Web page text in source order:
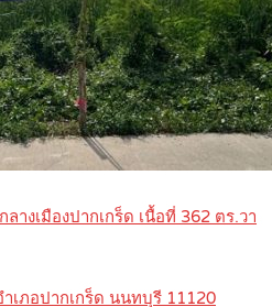
างเมืองปากเกร็ด เนื้อที่ 362 ตร.วา
เภอปากเกร็ด นนทบุรี 11120